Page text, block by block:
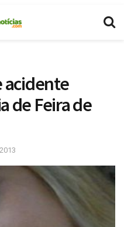
acidente
de Feira de